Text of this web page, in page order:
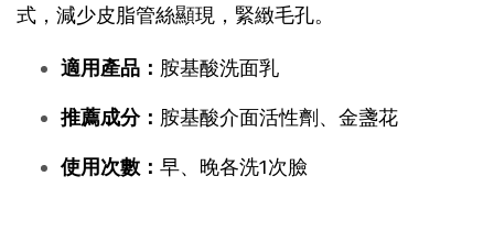
式，減少皮脂管絲顯現，緊緻毛孔。
適用產品： 胺基酸洗面乳
推薦成分： 胺基酸介面活性劑、金盞花
使用次數： 早、晚各洗1次臉